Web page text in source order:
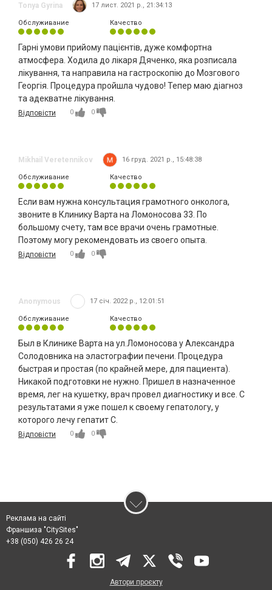
Tonya Gyrina 17 лист. 2021 р., 21:34:13
Обслуживание Качество
Гарні умови прийому пацієнтів, дуже комфортна
атмосфера. Ходила до лікаря Дяченко, яка розписала
лікування, та направила на гастроскопію до Мозгового
Георгія. Процедура пройшла чудово! Тепер маю діагноз
та адекватне лікування.
Відповісти 0 0
Mikhail Veretennikov 16 груд. 2021 р., 15:48:38
Обслуживание Качество
Если вам нужна консультация грамотного онколога,
звоните в Клинику Варта на Ломоносова 33. По
большому счету, там все врачи очень грамотные.
Поэтому могу рекомендовать из своего опыта.
Відповісти 0 0
Anonymous 17 січ. 2022 р., 12:01:51
Обслуживание Качество
Был в Клинике Варта на ул.Ломоносова у Александра
Солодовника на эластографии печени. Процедура
быстрая и простая (по крайней мере, для пациента).
Никакой подготовки не нужно. Пришел в назначенное
время, лег на кушетку, врач провел диагностику и все. С
результатами я уже пошел к своему гепатологу, у
которого лечу гепатит С.
Відповісти 0 0
Реклама на сайті
Франшиза "CitySites"
+38 (050) 426 26 24
Автори проєкту